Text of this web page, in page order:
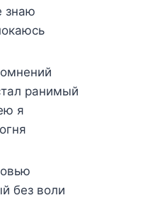
знаю
ранимый
я
без воли